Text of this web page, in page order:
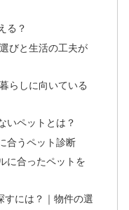
る？
びと生活の工夫が
らしに向いている
いペットとは？
合うペット診断
に合ったペットを
すには？｜物件の選